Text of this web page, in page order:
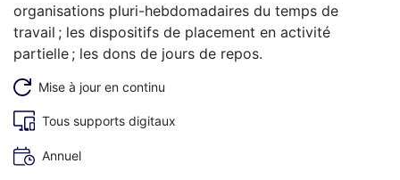
organisations pluri-hebdomadaires du temps de
travail ; les dispositifs de placement en activité
partielle ; les dons de jours de repos.
Mise à jour en continu
Tous supports digitaux
Annuel